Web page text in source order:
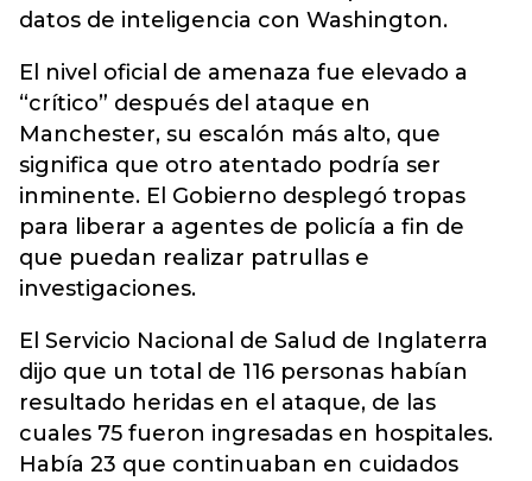
datos de inteligencia con Washington.
El nivel oficial de amenaza fue elevado a
“crítico” después del ataque en
Manchester, su escalón más alto, que
significa que otro atentado podría ser
inminente. El Gobierno desplegó tropas
para liberar a agentes de policía a fin de
que puedan realizar patrullas e
investigaciones.
El Servicio Nacional de Salud de Inglaterra
dijo que un total de 116 personas habían
resultado heridas en el ataque, de las
cuales 75 fueron ingresadas en hospitales.
Había 23 que continuaban en cuidados